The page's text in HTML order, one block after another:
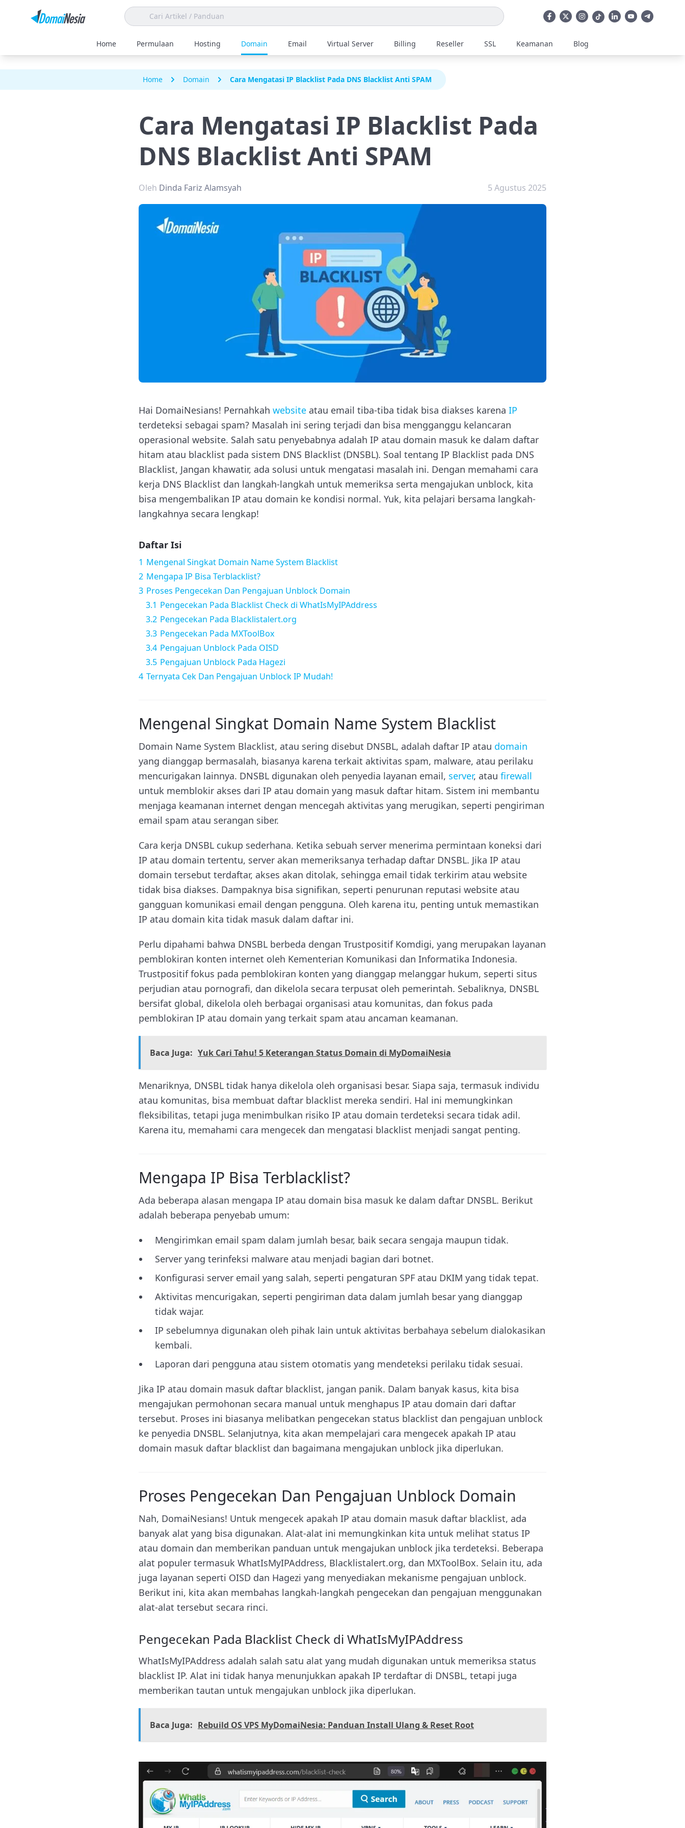
Home Permulaan Hosting Domain Email Virtual Server Billing Reseller SSL Keamanan Blog
Home Domain Cara Mengatasi IP Blacklist Pada DNS Blacklist Anti SPAM
Cara Mengatasi IP Blacklist Pada
DNS Blacklist Anti SPAM
Oleh Dinda Fariz Alamsyah 5 Agustus 2025
Hai DomaiNesians! Pernahkah website atau email tiba-tiba tidak bisa diakses karena IP
terdeteksi sebagai spam? Masalah ini sering terjadi dan bisa mengganggu kelancaran
operasional website. Salah satu penyebabnya adalah IP atau domain masuk ke dalam daftar
hitam atau blacklist pada sistem DNS Blacklist (DNSBL). Soal tentang IP Blacklist pada DNS
Blacklist, Jangan khawatir, ada solusi untuk mengatasi masalah ini. Dengan memahami cara
kerja DNS Blacklist dan langkah-langkah untuk memeriksa serta mengajukan unblock, kita
bisa mengembalikan IP atau domain ke kondisi normal. Yuk, kita pelajari bersama langkah-
langkahnya secara lengkap!
Daftar Isi
1 Mengenal Singkat Domain Name System Blacklist
2 Mengapa IP Bisa Terblacklist?
3 Proses Pengecekan Dan Pengajuan Unblock Domain
3.1 Pengecekan Pada Blacklist Check di WhatIsMyIPAddress
3.2 Pengecekan Pada Blacklistalert.org
3.3 Pengecekan Pada MXToolBox
3.4 Pengajuan Unblock Pada OISD
3.5 Pengajuan Unblock Pada Hagezi
4 Ternyata Cek Dan Pengajuan Unblock IP Mudah!
Mengenal Singkat Domain Name System Blacklist
Domain Name System Blacklist, atau sering disebut DNSBL, adalah daftar IP atau domain
yang dianggap bermasalah, biasanya karena terkait aktivitas spam, malware, atau perilaku
mencurigakan lainnya. DNSBL digunakan oleh penyedia layanan email, server, atau firewall
untuk memblokir akses dari IP atau domain yang masuk daftar hitam. Sistem ini membantu
menjaga keamanan internet dengan mencegah aktivitas yang merugikan, seperti pengiriman
email spam atau serangan siber.
Cara kerja DNSBL cukup sederhana. Ketika sebuah server menerima permintaan koneksi dari
IP atau domain tertentu, server akan memeriksanya terhadap daftar DNSBL. Jika IP atau
domain tersebut terdaftar, akses akan ditolak, sehingga email tidak terkirim atau website
tidak bisa diakses. Dampaknya bisa signifikan, seperti penurunan reputasi website atau
gangguan komunikasi email dengan pengguna. Oleh karena itu, penting untuk memastikan
IP atau domain kita tidak masuk dalam daftar ini.
Perlu dipahami bahwa DNSBL berbeda dengan Trustpositif Komdigi, yang merupakan layanan
pemblokiran konten internet oleh Kementerian Komunikasi dan Informatika Indonesia.
Trustpositif fokus pada pemblokiran konten yang dianggap melanggar hukum, seperti situs
perjudian atau pornografi, dan dikelola secara terpusat oleh pemerintah. Sebaliknya, DNSBL
bersifat global, dikelola oleh berbagai organisasi atau komunitas, dan fokus pada
pemblokiran IP atau domain yang terkait spam atau ancaman keamanan.
Baca Juga: Yuk Cari Tahu! 5 Keterangan Status Domain di MyDomaiNesia
Menariknya, DNSBL tidak hanya dikelola oleh organisasi besar. Siapa saja, termasuk individu
atau komunitas, bisa membuat daftar blacklist mereka sendiri. Hal ini memungkinkan
fleksibilitas, tetapi juga menimbulkan risiko IP atau domain terdeteksi secara tidak adil.
Karena itu, memahami cara mengecek dan mengatasi blacklist menjadi sangat penting.
Mengapa IP Bisa Terblacklist?
Ada beberapa alasan mengapa IP atau domain bisa masuk ke dalam daftar DNSBL. Berikut
adalah beberapa penyebab umum:
Mengirimkan email spam dalam jumlah besar, baik secara sengaja maupun tidak.
Server yang terinfeksi malware atau menjadi bagian dari botnet.
Konfigurasi server email yang salah, seperti pengaturan SPF atau DKIM yang tidak tepat.
Aktivitas mencurigakan, seperti pengiriman data dalam jumlah besar yang dianggap
tidak wajar.
IP sebelumnya digunakan oleh pihak lain untuk aktivitas berbahaya sebelum dialokasikan
kembali.
Laporan dari pengguna atau sistem otomatis yang mendeteksi perilaku tidak sesuai.
Jika IP atau domain masuk daftar blacklist, jangan panik. Dalam banyak kasus, kita bisa
mengajukan permohonan secara manual untuk menghapus IP atau domain dari daftar
tersebut. Proses ini biasanya melibatkan pengecekan status blacklist dan pengajuan unblock
ke penyedia DNSBL. Selanjutnya, kita akan mempelajari cara mengecek apakah IP atau
domain masuk daftar blacklist dan bagaimana mengajukan unblock jika diperlukan.
Proses Pengecekan Dan Pengajuan Unblock Domain
Nah, DomaiNesians! Untuk mengecek apakah IP atau domain masuk daftar blacklist, ada
banyak alat yang bisa digunakan. Alat-alat ini memungkinkan kita untuk melihat status IP
atau domain dan memberikan panduan untuk mengajukan unblock jika terdeteksi. Beberapa
alat populer termasuk WhatIsMyIPAddress, Blacklistalert.org, dan MXToolBox. Selain itu, ada
juga layanan seperti OISD dan Hagezi yang menyediakan mekanisme pengajuan unblock.
Berikut ini, kita akan membahas langkah-langkah pengecekan dan pengajuan menggunakan
alat-alat tersebut secara rinci.
Pengecekan Pada Blacklist Check di WhatIsMyIPAddress
WhatIsMyIPAddress adalah salah satu alat yang mudah digunakan untuk memeriksa status
blacklist IP. Alat ini tidak hanya menunjukkan apakah IP terdaftar di DNSBL, tetapi juga
memberikan tautan untuk mengajukan unblock jika diperlukan.
Baca Juga: Rebuild OS VPS MyDomaiNesia: Panduan Install Ulang & Reset Root